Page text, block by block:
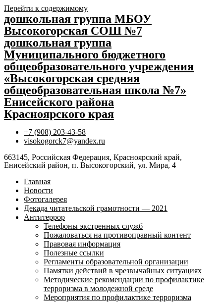
Перейти к содержимому
дошкольная группа МБОУ
Высокогорская СОШ №7
дошкольная группа
Муниципального бюджетного
общеобразовательного учреждения
«Высокогорская средняя
общеобразовательная школа №7»
Енисейского района
Красноярского края
+7 (908) 203-43-58
visokogorck7@yandex.ru
663145, Российская Федерация, Красноярский край,
Енисейский район, п. Высокогорский, ул. Мира, 4
Главная
Новости
Фотогалерея
Декада читательской грамотности — 2021
Антитеррор
Телефоны экстренных служб
Пожаловаться на противоправный контент
Правовая информация
Полезные ссылки
Регламенты образовательной организации
Памятки действий в чрезвычайных ситуациях
Методические рекомендации по профилактике
терроризма в молодежной среде
Мероприятия по профилактике терроризма